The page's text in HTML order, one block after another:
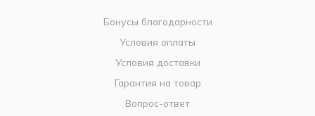
Бонусы благодарности
Условия оплаты
Условия доставки
Гарантия на товар
Вопрос-ответ